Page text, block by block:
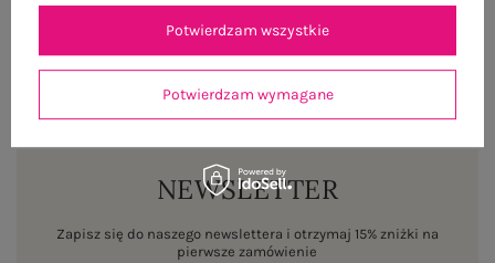
NEWSLETTER
Zapisz się do naszego newslettera i otrzymaj 15% zniżki na
pierwsze zamówienie
Potwierdzam wymagane
Potwierdzam wszystkie